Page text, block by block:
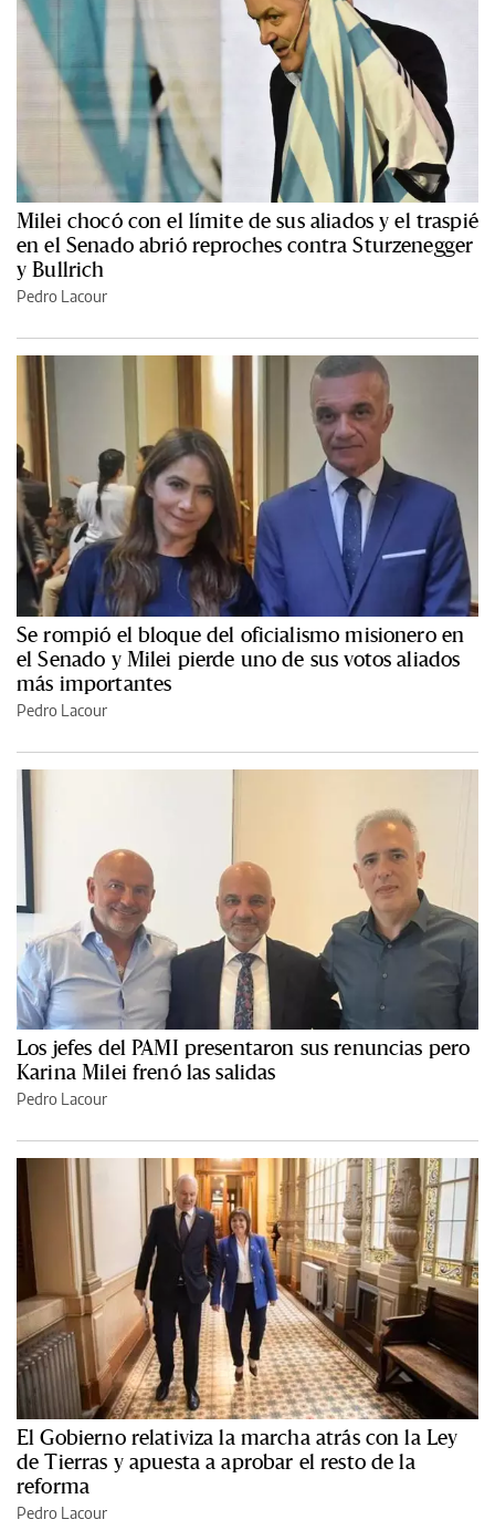
Milei chocó con el límite de sus aliados y el traspié
en el Senado abrió reproches contra Sturzenegger
y Bullrich
Pedro Lacour
Se rompió el bloque del oficialismo misionero en
el Senado y Milei pierde uno de sus votos aliados
más importantes
Pedro Lacour
Los jefes del PAMI presentaron sus renuncias pero
Karina Milei frenó las salidas
Pedro Lacour
El Gobierno relativiza la marcha atrás con la Ley
de Tierras y apuesta a aprobar el resto de la
reforma
Pedro Lacour